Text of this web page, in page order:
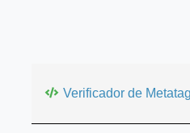
Verificador de